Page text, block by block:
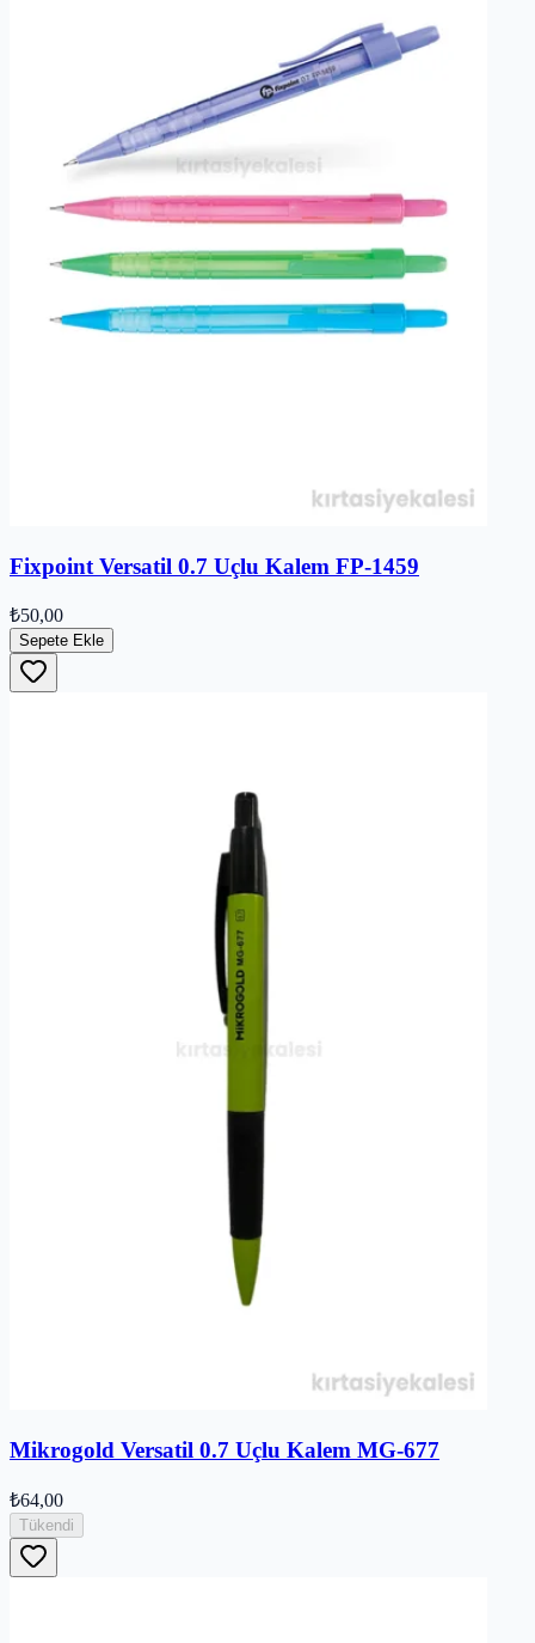
Fixpoint Versatil 0.7 Uçlu Kalem FP-1459
₺50,00
Sepete Ekle
Mikrogold Versatil 0.7 Uçlu Kalem MG-677
₺64,00
Tükendi